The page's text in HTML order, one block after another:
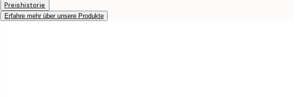
Preishistorie
Erfahre mehr über unsere Produkte